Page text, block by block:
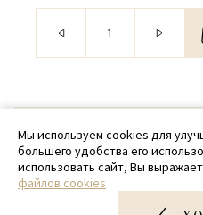
© 2020 -
+ 7 (918)
Мы используем cookies для
большего удобства его
использовать сайт, Вы
файлов cookies